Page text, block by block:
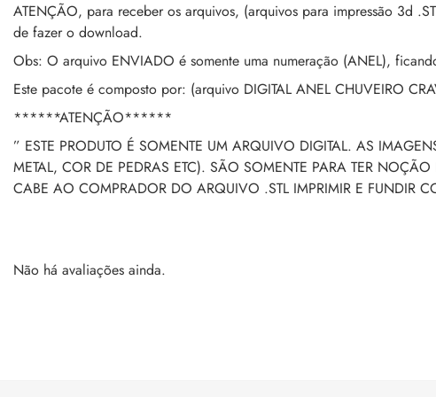
ATENÇÃO, para receber os arquivos, (arquivos para impressão 3d
de fazer o download.
Obs: O arquivo ENVIADO é somente uma numeração (ANEL),
Este pacote é composto por: (arquivo DIGITAL ANEL CHUVEIRO
******ATENÇÃO******
” ESTE PRODUTO É SOMENTE UM ARQUIVO DIGITAL. AS
METAL, COR DE PEDRAS ETC). SÃO SOMENTE PARA TER
CABE AO COMPRADOR DO ARQUIVO .STL IMPRIMIR E FUNDIR
Não há avaliações ainda.